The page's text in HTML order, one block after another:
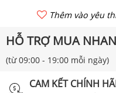
Thêm vào yêu
HỖ TRỢ MUA
(từ 09:00 - 19:00 mỗi ngày)
CAM KẾT CHÍNH